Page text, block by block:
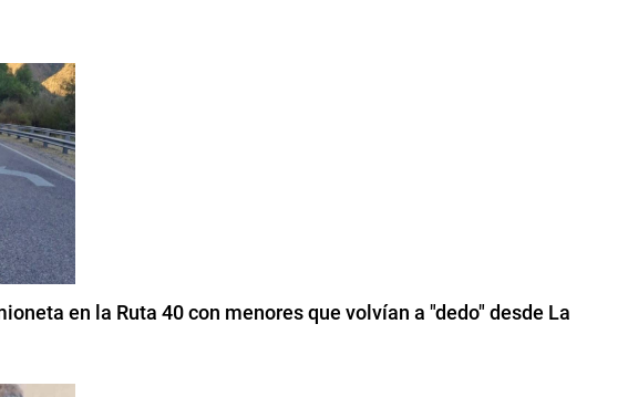
en la Ruta 40 con menores que volvían a "dedo" desde La